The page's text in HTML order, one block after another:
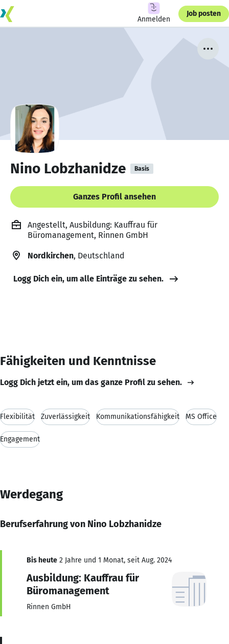
Anmelden
Job posten
Nino Lobzhanidze Basis
Ganzes Profil ansehen
Angestellt, Ausbildung: Kauffrau für
Büromanagement, Rinnen GmbH
Nordkirchen, Deutschland
Logg Dich ein, um alle Einträge zu sehen.
Fähigkeiten und Kenntnisse
Logg Dich jetzt ein, um das ganze Profil zu sehen.
Flexibilität Zuverlässigkeit Kommunikationsfähigkeit MS Office
Engagement
Werdegang
Berufserfahrung von Nino Lobzhanidze
Bis heute 2 Jahre und 1 Monat, seit Aug. 2024
Ausbildung: Kauffrau für
Büromanagement
Rinnen GmbH